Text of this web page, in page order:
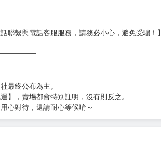
聯繫與電話客服服務，請務必小心，避免受騙！】